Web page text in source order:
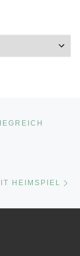
HEIMSPIEL